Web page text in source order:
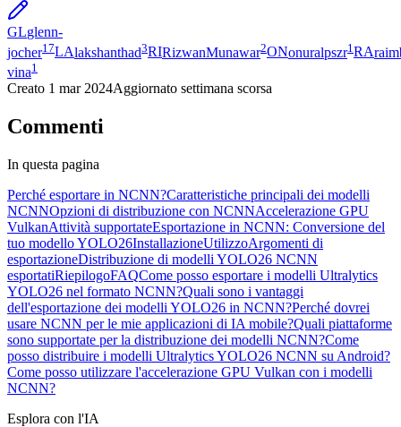
GLglenn-
jocher17LAlakshanthad3RIRizwanMunawar2ONonuralpszr1 RA
vina1
Creato 1 mar 2024Aggiornato settimana scorsa
Commenti
In questa pagina
Perché esportare in NCNN?Caratteristiche principali dei modelli
NCNNOpzioni di distribuzione con NCNNAccelerazione GPU
VulkanAttività supportateEsportazione in NCNN: Conversione del
tuo modello YOLO26InstallazioneUtilizzoArgomenti di
esportazioneDistribuzione di modelli YOLO26 NCNN
esportatiRiepilogoFAQCome posso esportare i modelli Ultralytics
YOLO26 nel formato NCNN?Quali sono i vantaggi
dell'esportazione dei modelli YOLO26 in NCNN?Perché dovrei
usare NCNN per le mie applicazioni di IA mobile?Quali piattaforme
sono supportate per la distribuzione dei modelli NCNN?Come
posso distribuire i modelli Ultralytics YOLO26 NCNN su Android?
Come posso utilizzare l'accelerazione GPU Vulkan con i modelli
NCNN?
Esplora con l'IA